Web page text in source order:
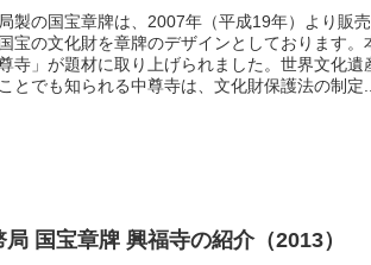
製の国宝章牌は、2007年（平成19年）より販
宝の文化財を章牌のデザインとしております。
寺」が題材に取り上げられました。世界文化遺
とでも知られる中尊寺は、文化財保護法の制定...
局 国宝章牌 興福寺の紹介（2013）